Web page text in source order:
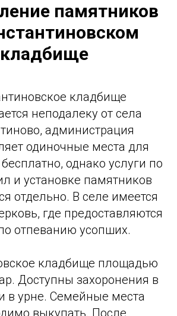
памятников
кладбище
кладбище
неподалеку от села
администрация
одиночные места для
однако услуги по
и установке памятников
отдельно. В селе имеется
где предоставляются
отпеванию усопших.
кладбище площадью
Доступны захоронения в
в урне. Семейные места
выкупать. После